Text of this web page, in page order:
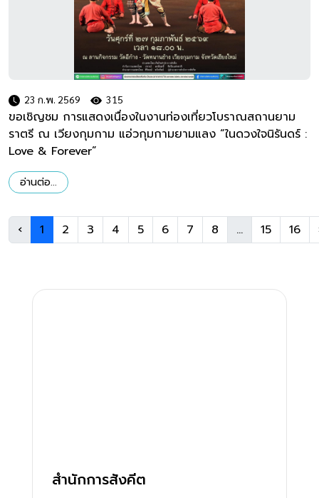
23 ก.พ. 2569 315
ขอเชิญชม การแสดงเนื่องในงานท่องเที่ยวโบราณสถานยาม
ราตรี ณ เวียงกุมกาม แอ่วกุมกามยามแลง “ในดวงใจนิรันดร์ :
Love & Forever”
อ่านต่อ...
‹ 1 2 3 4 5 6 7 8 ... 15 16
สำนักการสังคีต